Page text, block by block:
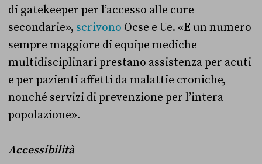
di gatekeeper per l’accesso alle cure
secondarie», scrivono Ocse e Ue. «E un numero
sempre maggiore di equipe mediche
multidisciplinari prestano assistenza per acuti
e per pazienti affetti da malattie croniche,
nonché servizi di prevenzione per l’intera
popolazione».
Accessibilità